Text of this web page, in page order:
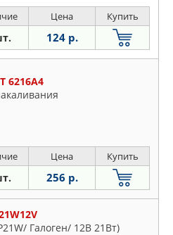
Цена Купить
124 р.
6216A4
Цена Купить
256 р.
Галоген/ 12В 21Вт)